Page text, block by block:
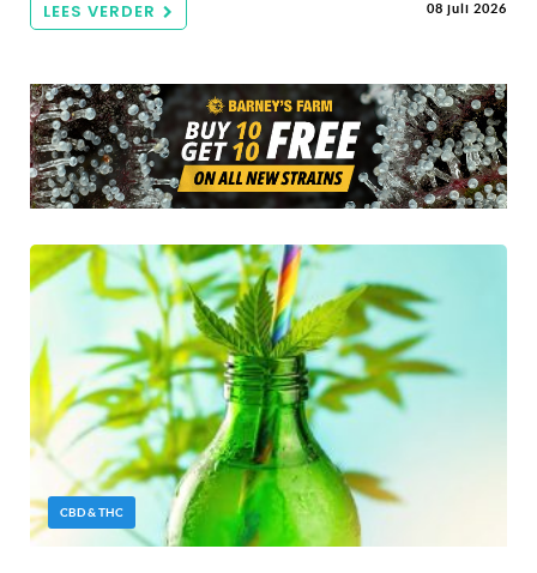
LEES VERDER 08 juli 2026
CBD & THC